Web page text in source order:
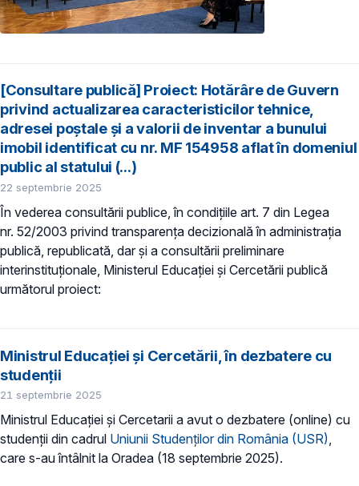
[Consultare publică] Proiect: Hotărâre de Guvern
privind actualizarea caracteristicilor tehnice,
adresei poștale și a valorii de inventar a bunului
imobil identificat cu nr. MF 154958 aflat în domeniul
public al statului (...)
22 septembrie 2025
În vederea consultării publice, în condiţiile art. 7 din Legea
nr. 52/2003 privind transparenţa decizională în administraţia
publică, republicată, dar și a consultării preliminare
interinstituționale, Ministerul Educaţiei și Cercetării publică
următorul proiect:
Ministrul Educației și Cercetării, în dezbatere cu
studenții
21 septembrie 2025
Ministrul Educației și Cercetarii a avut o dezbatere (online) cu
studenții din cadrul Uniunii Studenților din România (USR),
care s-au întâlnit la Oradea (18 septembrie 2025).